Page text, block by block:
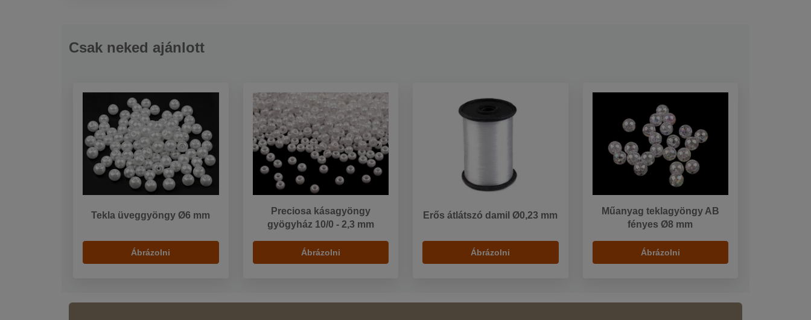
Csak neked ajánlott
Tekla üveggyöngy Ø6 mm
Ábrázolni
Preciosa kásagyöngy
gyögyház 10/0 - 2,3 mm
Ábrázolni
Erős átlátszó damil Ø0,23 mm
Ábrázolni
Műanyag teklagyöngy AB
fényes Ø8 mm
Ábrázolni